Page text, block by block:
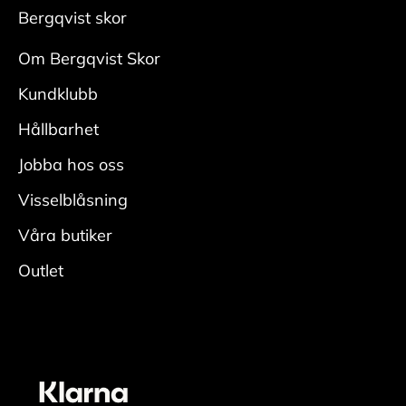
• Ta ur skosnören och borsta bort ytlig smuts
en mockaborste. Var noga i veck och kanter.
• Fukta skon ordentligt, applicera rengöring
med
• Skölj av skorna ordentligt för att få bort all
rengöring.
avsluta
genom att fräscha upp insidan med
skons originalfärg. En neutral nyans fungerar
Bergqvist skor
Om Bergqvist Skor
Kundklubb
Hållbarhet
Jobba hos oss
Visselblåsning
Våra butiker
Outlet